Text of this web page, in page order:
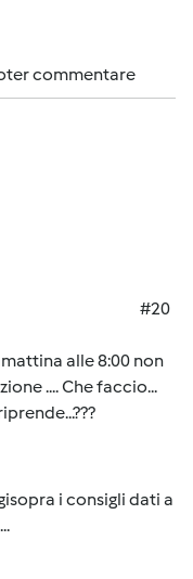
commentare
#20
alle 8:00 non
.... Che faccio...
i consigli dati a